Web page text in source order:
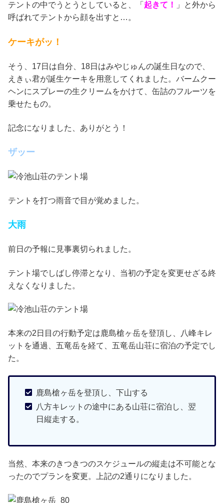
テントの中でうとうとしていると、「 起きて！
」と外から
呼ばれてテントから顔を出すと…。
ケーキがッ！
そう、17日は自分、18日はみやじゅんの誕生日なので、
えきぃ君が誕生ケーキを用意してくれました。バームクー
ヘンにスプレーの生クリームをかけて、缶詰のフルーツを
乗せたもの。
記念になりました、ありがとう！
ザッー
テントを打つ雨音で目が覚めました。
大雨
前日の予報に見事裏切られました。
テント場でしばし停滞となり、当初の予定を変更せざる終
えなくなりました。
本来の2日目の行動予定は鹿島槍ヶ岳を登頂し、八峰キレ
ットを通過、五竜岳を経て、五竜岳山荘に宿泊の予定でし
た。
鹿島槍ヶ岳を登頂し、下山する
八方キレットの途中にある山荘に宿泊し、翌
日縦走する。
当然、本来のきつきつのスケジュールの縦走は不可能とな
ったのでプランを変更。上記の2通りになりました。